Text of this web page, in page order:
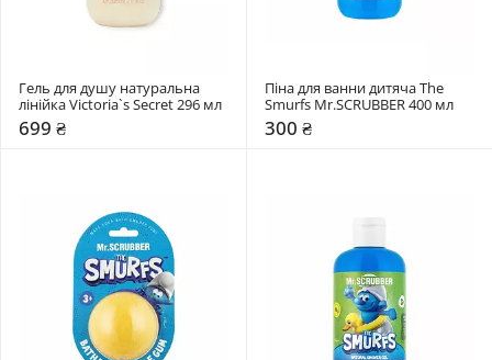
Гель для душу натуральна
лінійка Victoria`s Secret 296 мл
699 ₴
Піна для ванни дитяча The
Smurfs Mr.SCRUBBER 400 мл
300 ₴